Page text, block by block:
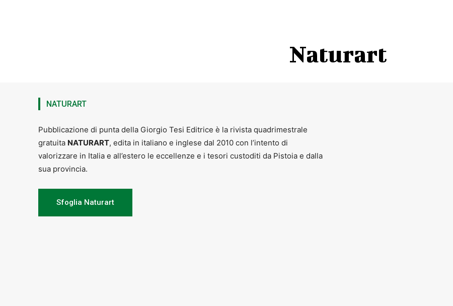
Naturart
NATURART
Pubblicazione di punta della Giorgio Tesi Editrice è la rivista quadrimestrale
gratuita NATURART, edita in italiano e inglese dal 2010 con l’intento di
valorizzare in Italia e all’estero le eccellenze e i tesori custoditi da Pistoia e dalla
sua provincia.
Sfoglia Naturart